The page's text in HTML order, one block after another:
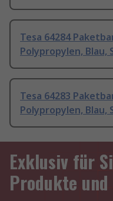
Tesa 64284
Polypropylen, Blau,
Tesa 64283
Polypropylen, Blau,
Exklusiv für
Produkte